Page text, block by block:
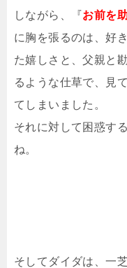
しながら、『お前を
に胸を張るのは、好
た嬉しさと、父親と
るような仕草で、見
てしまいました。
それに対して困惑す
ね。
そしてダイダは、一